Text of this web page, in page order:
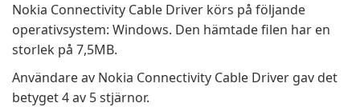
Nokia Connectivity Cable Driver körs på följande
operativsystem: Windows. Den hämtade filen har en
storlek på 7,5MB.
Användare av Nokia Connectivity Cable Driver gav det
betyget 4 av 5 stjärnor.